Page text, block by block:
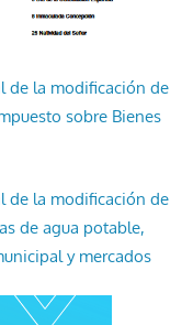
de la modificación de
sobre Bienes
de la modificación de
de agua potable,
y mercados